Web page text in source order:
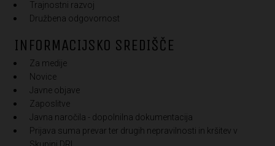
Trajnostni razvoj
Družbena odgovornost
INFORMACIJSKO SREDIŠČE
Za medije
Novice
Javne objave
Zaposlitve
Javna naročila - dopolnilna dokumentacija
Prijava suma prevar ter drugih nepravilnosti in kršitev v